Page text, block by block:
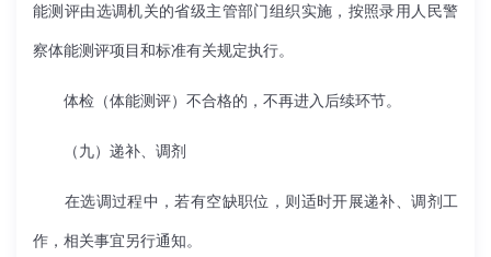
能测评由选调机关的省级主管部门组织实施，按照录用人民警
察体能测评项目和标准有关规定执行。
体检（体能测评）不合格的，不再进入后续环节。
（九）递补、调剂
在选调过程中，若有空缺职位，则适时开展递补、调剂工
作，相关事宜另行通知。